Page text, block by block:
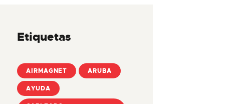
Etiquetas
AIRMAGNET ARUBA
AYUDA